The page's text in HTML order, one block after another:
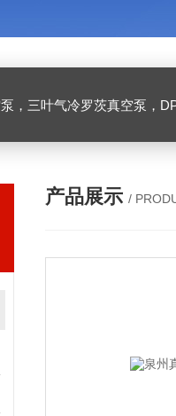
，三叶气冷罗茨真空泵，
产品展示 /